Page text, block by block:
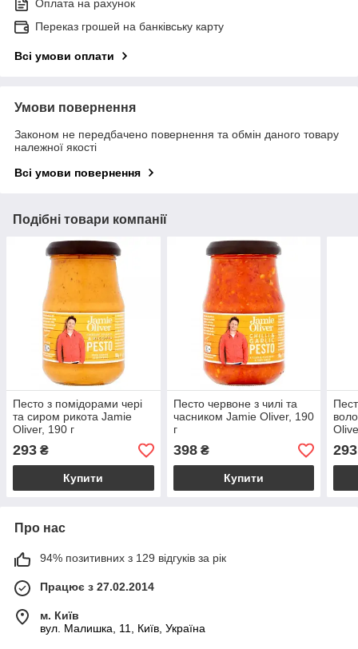
Оплата на рахунок
Переказ грошей на банківську карту
Всі умови оплати
Умови повернення
Законом не передбачено повернення та обмін даного товару
належної якості
Всі умови повернення
Подібні товари компанії
Песто з помідорами чері
та сиром рикота Jamie
Oliver, 190 г
293 ₴
Купити
Песто червоне з чилі та
часником Jamie Oliver, 190
г
398₴
Купити
293
Про нас
94% позитивних з 129 відгуків за рік
Працює з 27.02.2014
м. Київ
вул. Малишка, 11, Київ, Україна